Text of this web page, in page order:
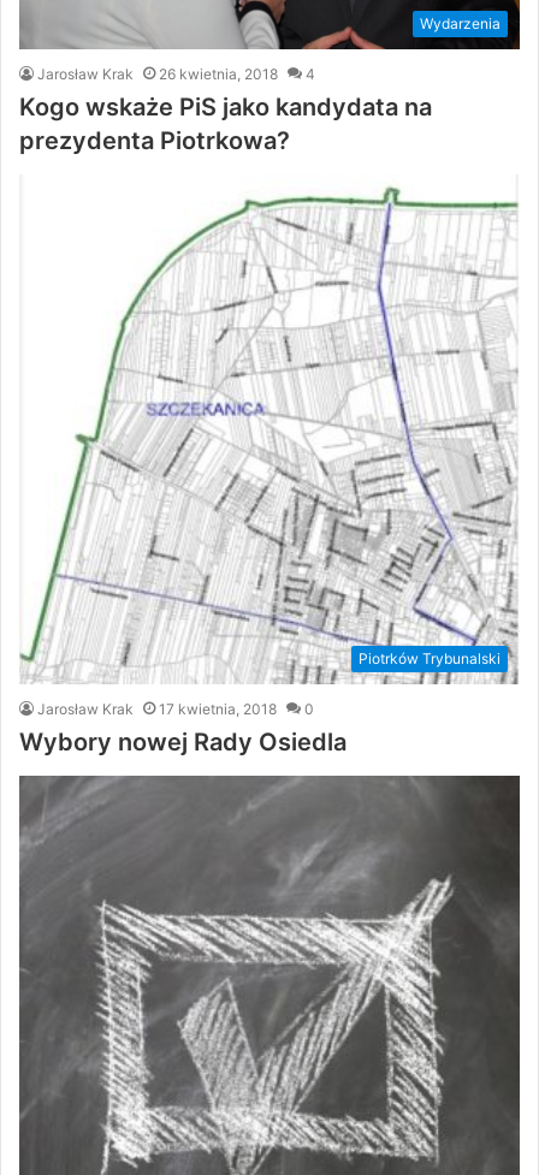
Wydarzenia
Jarosław Krak 26 kwietnia, 2018 4
Kogo wskaże PiS jako kandydata na
prezydenta Piotrkowa?
Piotrków Trybunalski
Jarosław Krak 17 kwietnia, 2018 0
Wybory nowej Rady Osiedla